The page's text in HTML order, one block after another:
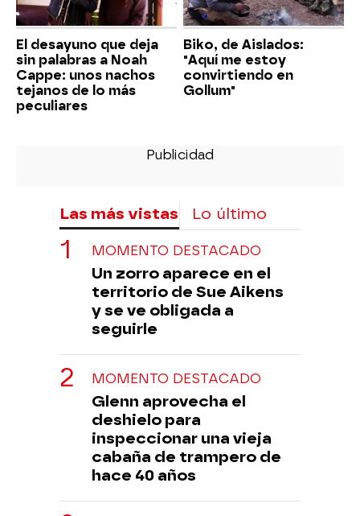
El desayuno que deja
sin palabras a Noah
Cappe: unos nachos
tejanos de lo más
peculiares
Biko, de Aislados:
"Aquí me estoy
convirtiendo en
Gollum"
Las más vistas Lo último
MOMENTO DESTACADO
Un zorro aparece en el
territorio de Sue Aikens
y se ve obligada a
seguirle
MOMENTO DESTACADO
Glenn aprovecha el
deshielo para
inspeccionar una vieja
cabaña de trampero de
hace 40 años